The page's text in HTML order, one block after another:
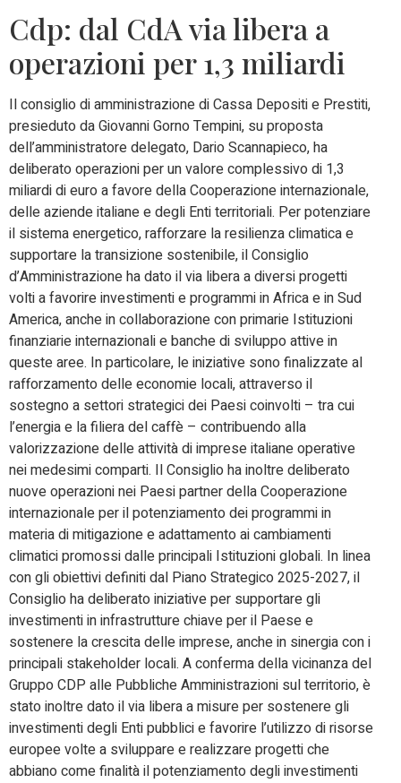
Cdp: dal CdA via libera a
operazioni per 1,3 miliardi
Il consiglio di amministrazione di Cassa Depositi e Prestiti,
presieduto da Giovanni Gorno Tempini, su proposta
dell’amministratore delegato, Dario Scannapieco, ha
deliberato operazioni per un valore complessivo di 1,3
miliardi di euro a favore della Cooperazione internazionale,
delle aziende italiane e degli Enti territoriali. Per potenziare
il sistema energetico, rafforzare la resilienza climatica e
supportare la transizione sostenibile, il Consiglio
d’Amministrazione ha dato il via libera a diversi progetti
volti a favorire investimenti e programmi in Africa e in Sud
America, anche in collaborazione con primarie Istituzioni
finanziarie internazionali e banche di sviluppo attive in
queste aree. In particolare, le iniziative sono finalizzate al
rafforzamento delle economie locali, attraverso il
sostegno a settori strategici dei Paesi coinvolti – tra cui
l’energia e la filiera del caffè – contribuendo alla
valorizzazione delle attività di imprese italiane operative
nei medesimi comparti. Il Consiglio ha inoltre deliberato
nuove operazioni nei Paesi partner della Cooperazione
internazionale per il potenziamento dei programmi in
materia di mitigazione e adattamento ai cambiamenti
climatici promossi dalle principali Istituzioni globali. In linea
con gli obiettivi definiti dal Piano Strategico 2025-2027, il
Consiglio ha deliberato iniziative per supportare gli
investimenti in infrastrutture chiave per il Paese e
sostenere la crescita delle imprese, anche in sinergia con i
principali stakeholder locali. A conferma della vicinanza del
Gruppo CDP alle Pubbliche Amministrazioni sul territorio, è
stato inoltre dato il via libera a misure per sostenere gli
investimenti degli Enti pubblici e favorire l’utilizzo di risorse
europee volte a sviluppare e realizzare progetti che
abbiano come finalità il potenziamento degli investimenti